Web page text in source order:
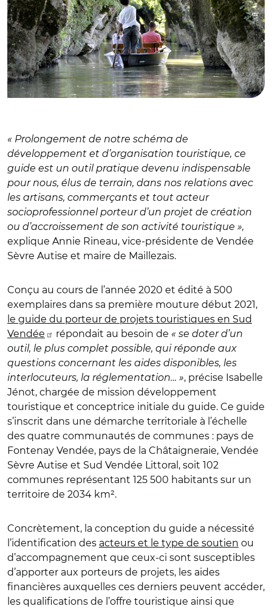
« Prolongement de notre schéma de
développement et d’organisation touristique, ce
guide est un outil pratique devenu indispensable
pour nous, élus de terrain, dans nos relations avec
les artisans, commerçants et tout acteur
socioprofessionnel porteur d’un projet de création
ou d’accroissement de son activité touristique »,
explique Annie Rineau, vice-présidente de Vendée
Sèvre Autise et maire de Maillezais.
Conçu au cours de l’année 2020 et édité à 500
exemplaires dans sa première mouture début 2021,
le guide du porteur de projets touristiques en Sud
Vendée
répondait au besoin de « se doter d’un
outil, le plus complet possible, qui réponde aux
questions concernant les aides disponibles, les
interlocuteurs, la réglementation… », précise Isabelle
Jénot, chargée de mission développement
touristique et conceptrice initiale du guide. Ce guide
s’inscrit dans une démarche territoriale à l’échelle
des quatre communautés de communes : pays de
Fontenay Vendée, pays de la Châtaigneraie, Vendée
Sèvre Autise et Sud Vendée Littoral, soit 102
communes représentant 125 500 habitants sur un
territoire de 2034 km².
Concrètement, la conception du guide a nécessité
l’identification des acteurs et le type de soutien ou
d’accompagnement que ceux-ci sont susceptibles
d’apporter aux porteurs de projets, les aides
financières auxquelles ces derniers peuvent accéder,
les qualifications de l’offre touristique ainsi que